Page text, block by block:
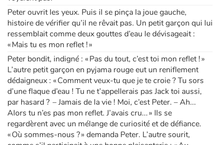
Peter ouvrit les yeux. Puis il se pinça la joue gauche,
histoire de vérifier qu’il ne rêvait pas. Un petit garçon qui lui
ressemblait comme deux gouttes d’eau le dévisageait :
« Mais tu es mon reflet ! »
Peter bondit, indigné : « Pas du tout, c’est toi mon reflet ! »
L’autre petit garçon en pyjama rouge eut un reniflement
dédaigneux : « Comment veux-tu que je te croie ? Tu sors
d’une flaque d’eau ! Tu ne t’appellerais pas Jack toi aussi,
par hasard ? – Jamais de la vie ! Moi, c’est Peter. – Ah...
Alors tu n’es pas mon reflet. J’avais cru... » Ils se
regardèrent avec un mélange de curiosité et de défiance.
« Où sommes-nous ? » demanda Peter. L’autre sourit,